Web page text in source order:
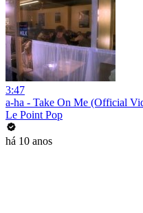
3:47
a-ha - Take On Me (Official
Le Point Pop
há 10 anos